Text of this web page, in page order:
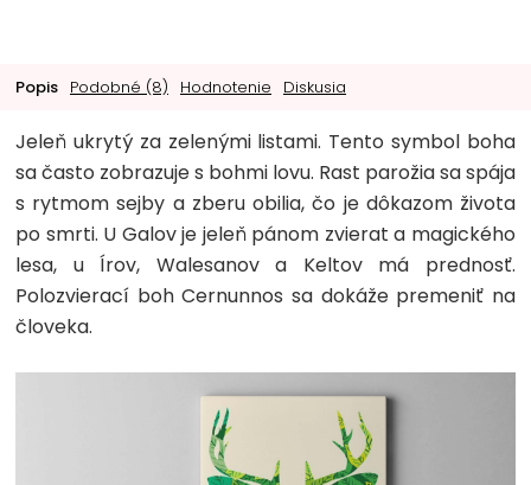
Popis Podobné (8) Hodnotenie Diskusia
Jeleň ukrytý za zelenými listami. Tento symbol boha
sa často zobrazuje s bohmi lovu. Rast parožia sa spája
s rytmom sejby a zberu obilia, čo je dôkazom života
po smrti. U Galov je jeleň pánom zvierat a magického
lesa, u Írov, Walesanov a Keltov má prednosť.
Polozvierací boh Cernunnos sa dokáže premeniť na
človeka.